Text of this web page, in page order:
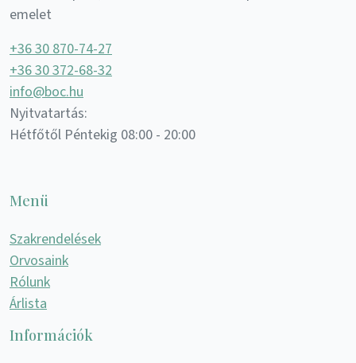
emelet
+36 30 870-74-27
+36 30 372-68-32
info@boc.hu
Nyitvatartás:
Hétfőtől Péntekig 08:00 - 20:00
Menü
Szakrendelések
Orvosaink
Rólunk
Árlista
Információk